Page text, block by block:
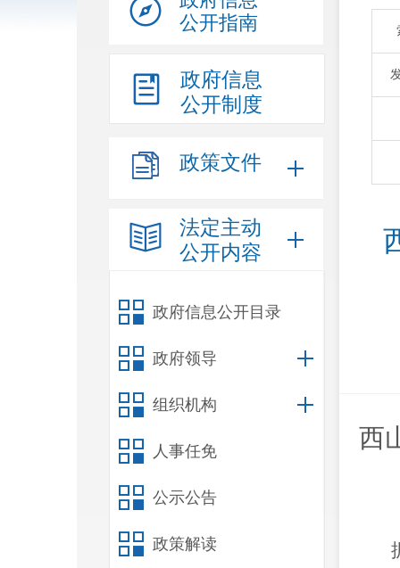
公开指南
政府信息
公开制度
政策文件
法定主动
公开内容
政府信息公开目录
政府领导
组织机构
人事任免
公示公告
政策解读
西